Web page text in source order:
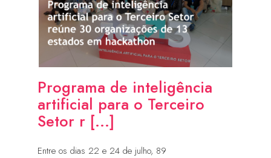
Programa de inteligência
artificial para o Terceiro
Setor r [...]
Entre os dias 22 e 24 de julho, 89